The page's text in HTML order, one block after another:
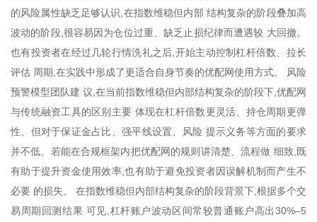
的风险属性缺乏足够认识,在指数维稳但内部 结构复杂的阶段叠加高
波动的阶段,很容易因为仓位过重、缺乏止损纪律而遭遇较 大回撤。
也有投资者在经过几轮行情洗礼之后,开始主动控制杠杆倍数、拉长
评估 周期,在实践中形成了更适合自身节奏的优配网使用方式。 风险
预警模型团队建 议,在当前指数维稳但内部结构复杂的阶段下,优配网
与传统融资工具的区别主要 体现在杠杆倍数更灵活、持仓周期更弹
性、但对于保证金占比、强平线设置、风险 提示义务等方面的要求
并不低。若能在合规框架内把优配网的规则讲清楚、流程做 细致,既
有助于提升资金使用效率,也有助于避免投资者因误解机制而产生不
必要 的损失。 在指数维稳但内部结构复杂的阶段背景下,根据多个交
易周期回测结果 可见,杠杆账户波动区间常较普通账户高出30%–5